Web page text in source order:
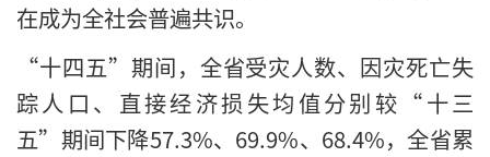
在成为全社会普遍共识。
“十四五”期间，全省受灾人数、因灾死亡失
踪人口、直接经济损失均值分别较“十三
五”期间下降57.3%、69.9%、68.4%，全省累